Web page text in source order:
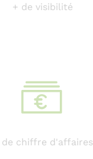
+ de visibilité
de chiffre d'affaires